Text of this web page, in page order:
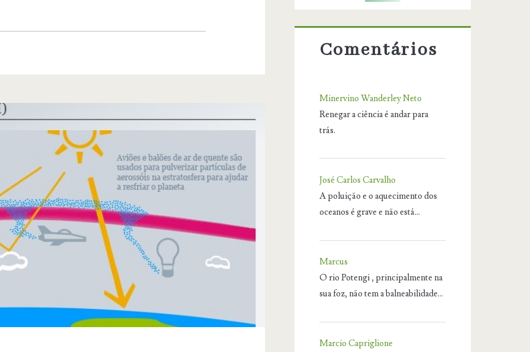
Comentários
Minervino Wanderley Neto
Renegar a ciência é andar para
trás.
José Carlos Carvalho
A poluição e o aquecimento dos
oceanos é grave e não está…
Marcus
O rio Potengi , principalmente na
sua foz, não tem a balneabilidade…
Marcio Capriglione